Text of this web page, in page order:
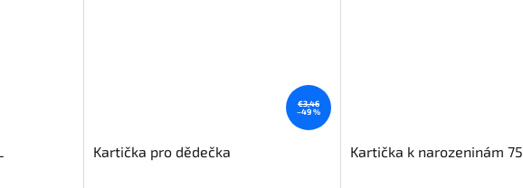
€3,46
–49 %
Kartička pro dědečka Kartička k narozeninám 75